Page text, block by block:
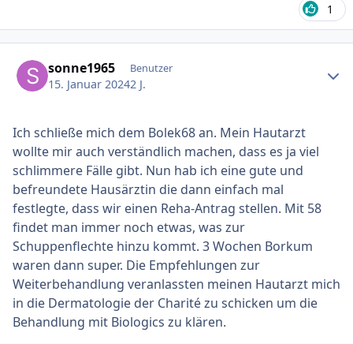
1
sonne1965 Benutzer
15. Januar 20242 J.
Ich schließe mich dem Bolek68 an. Mein Hautarzt
wollte mir auch verständlich machen, dass es ja viel
schlimmere Fälle gibt. Nun hab ich eine gute und
befreundete Hausärztin die dann einfach mal
festlegte, dass wir einen Reha-Antrag stellen. Mit 58
findet man immer noch etwas, was zur
Schuppenflechte hinzu kommt. 3 Wochen Borkum
waren dann super. Die Empfehlungen zur
Weiterbehandlung veranlassten meinen Hautarzt mich
in die Dermatologie der Charité zu schicken um die
Behandlung mit Biologics zu klären.